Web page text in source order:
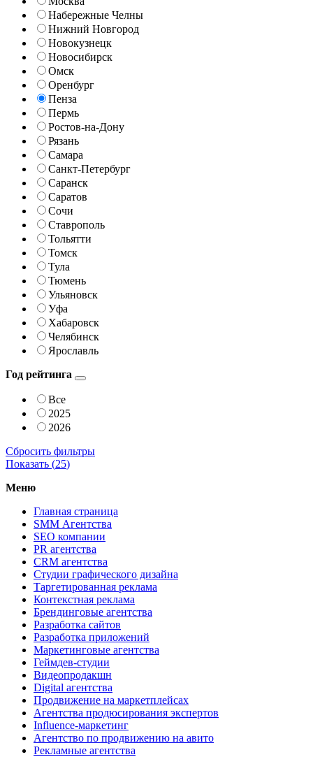
Набережные Челны
Нижний Новгород
Новокузнецк
Новосибирск
Омск
Оренбург
Пенза
Пермь
Ростов-на-Дону
Рязань
Самара
Санкт-Петербург
Саранск
Саратов
Сочи
Ставрополь
Тольятти
Томск
Тула
Тюмень
Ульяновск
Уфа
Хабаровск
Челябинск
Ярославль
Год рейтинга
Все
2025
2026
Сбросить фильтры
Показать (25)
Меню
Главная страница
SMM Агентства
SEO компании
PR агентства
CRM агентства
Студии графического дизайна
Таргетированная реклама
Контекстная реклама
Брендинговые агентства
Разработка сайтов
Разработка приложений
Маркетинговые агентства
Геймдев-студии
Видеопродакшн
Digital агентства
Продвижение на маркетплейсах
Агентства продюсирования экспертов
Influence-маркетинг
Агентство по продвижению на авито
Рекламные агентства